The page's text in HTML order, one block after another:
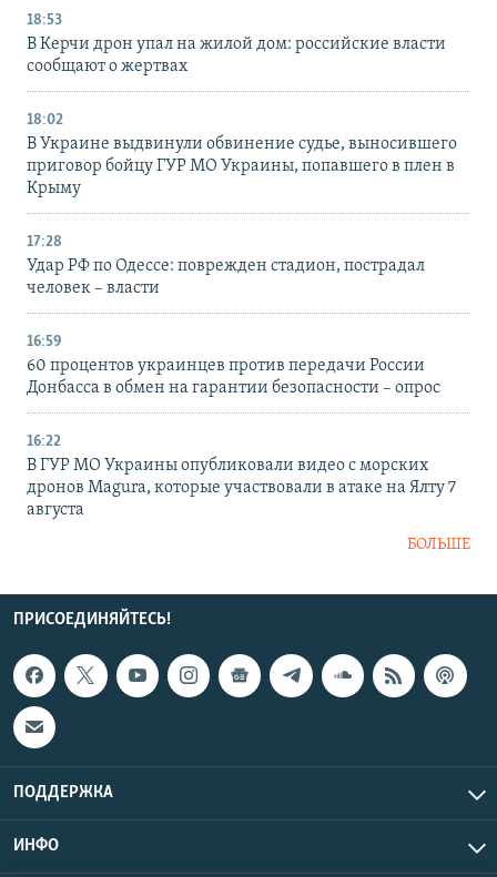
18:53
В Керчи дрон упал на жилой дом: российские власти
сообщают о жертвах
18:02
В Украине выдвинули обвинение судье, выносившего
приговор бойцу ГУР МО Украины, попавшего в плен в
Крыму
17:28
Удар РФ по Одессе: поврежден стадион, пострадал
человек – власти
16:59
60 процентов украинцев против передачи России
Донбасса в обмен на гарантии безопасности – опрос
16:22
В ГУР МО Украины опубликовали видео с морских
дронов Magura, которые участвовали в атаке на Ялту 7
августа
БОЛЬШЕ
ПРИСОЕДИНЯЙТЕСЬ!
ПОДДЕРЖКА
ИНФО